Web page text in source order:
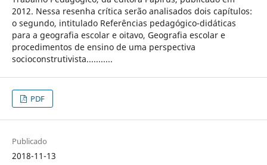
2012. Nessa resenha crítica serão analisados dois capítulos:
o segundo, intitulado Referências pedagógico-didáticas
para a geografia escolar e oitavo, Geografia escolar e
procedimentos de ensino de uma perspectiva
socioconstrutivista...........
PDF
Publicado
2018-11-13